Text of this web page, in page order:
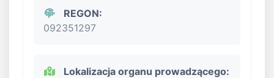
REGON:
092351297
Lokalizacja organu prowadzącego: